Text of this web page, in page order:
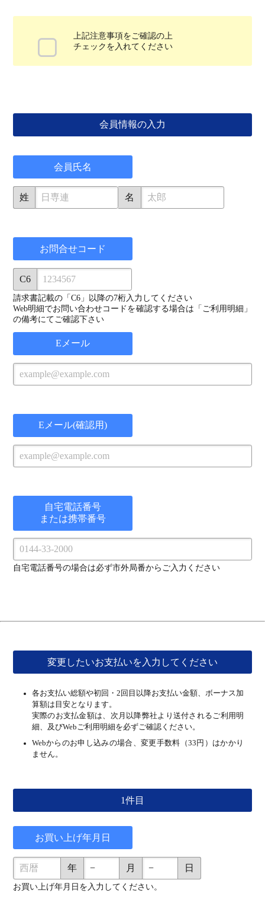
上記注意事項をご確認の上
チェックを入れてください
会員情報の入力
会員氏名
姓 名
お問合せコード
C6
請求書記載の「C6」以降の7桁入力してください
Web明細でお問い合わせコードを確認する場合は「ご利用明細」
の備考にてご確認下さい
Eメール
Eメール(確認用)
自宅電話番号
または携帯番号
自宅電話番号の場合は必ず市外局番からご入力ください
変更したいお支払いを入力してください
各お支払い総額や初回・2回目以降お支払い金額、ボーナス加
算額は目安となります。
実際のお支払金額は、次月以降弊社より送付されるご利用明
細、及びWebご利用明細を必ずご確認ください。
Webからのお申し込みの場合、変更手数料（33円）はかかり
ません。
1件目
お買い上げ年月日
年 月 日
お買い上げ年月日を入力してください。